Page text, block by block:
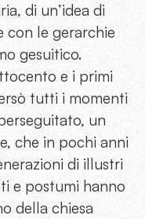
di un’idea di
con le gerarchie
gesuitico.
e i primi
tutti i momenti
un
che in pochi anni
di illustri
e postumi hanno
della chiesa